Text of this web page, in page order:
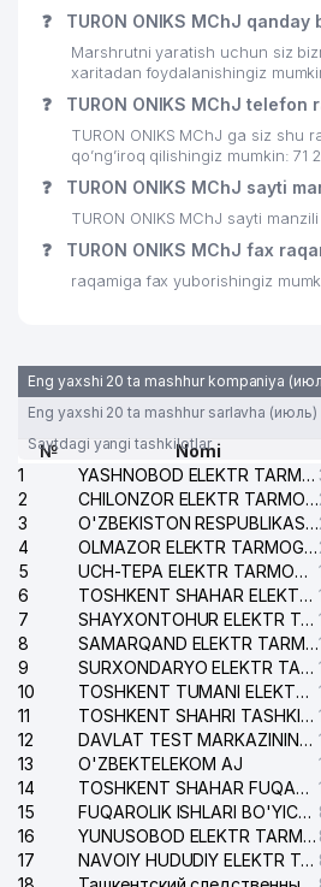
DREAM DIZAYN GROUP
27 ART VITRAJ MChJ
DAVR BANK XUSUSIY
TIJORAT BANK
29
SERGO-DENTAL PLUS
KORXONASI
30
ELChINONASI
32
GAZ PECHKA TA'MIRI
KORXONASI
33 IHTIO SERVIS-SO MChJ
IMKONIYATI CHEKLANGAN
UCHUN 25-chi SONLI
IXTISOSLASHGAN MAKTAB
O'ZBEKISTON ME'MORLAR
UYUSHMASI
ТАШКЕНТСКОЕ
ТЕРРИТОРИАЛЬНОЕ
КОММУНАЛЬНО-
ЭКСПЛУАТАЦИОННОЕ
FAYSEL KONSTRUKTION
MChJ
CABONO MChJ
❓ TURON ONIKS MChJ qanday
Marshrutni yaratish uchun siz
xaritadan foydalanishingiz
❓ TURON ONIKS MChJ telefon
TURON ONIKS MChJ ga siz shu
qo’ng’iroq qilishingiz mumkin: 71
❓ TURON ONIKS MChJ sayti
TURON ONIKS MChJ sayti
❓ TURON ONIKS MChJ fax
raqamiga fax yuborishingiz
Eng yaxshi 20 ta mashhur kompaniya
Eng yaxshi 20 ta mashhur sarlavha (июль)
Saytdagi yangi tashkilotlar
№
Nomi
1
YASHNOBOD ELEKTR TARMOG'I NOSOZLIKLARI XIZMATI
2
CHILONZOR ELEKTR TARMOG'I NOSOZLIK XIZMATI
3
O'ZBEKISTON RESPUBLIKASI BOSH PROKURATURASI ISHONCH TELEFONI
4
OLMAZOR ELEKTR TARMOG'I NOSOZLIKLARI XIZMATI
5
UCH-TEPA ELEKTR TARMOG'I NOSOZLIKLARI XIZMATI
6
TOSHKENT SHAHAR ELEKTR TARMOQLARI KORXONASI AJ
7
SHAYXONTOHUR ELEKTR TARMOG'I NOSOZLIKLARINI TUZATISH XIZMATI
8
SAMARQAND ELEKTR TARMOQLARI AJ
9
SURXONDARYO ELEKTR TARMOQLARI AJ
10
TOSHKENT TUMANI ELEKTR TARMOG'I AVARIYA XIZMATI
11
TOSHKENT SHAHRI TASHKILOT TELEFONLARI HAQIDA MA'LUMOT BYUROSI
12
DAVLAT TEST MARKAZINING ISHONCH TELEFONLARI
13
O'ZBEKTELEKOM AJ
14
TOSHKENT SHAHAR FUQAROLIK ISHLARI BO'YICHA SUDI
15
FUQAROLIK ISHLARI BO'YICHA YAKKASAROY TUMANLARARO SUDI
16
YUNUSOBOD ELEKTR TARMOG'I NOSOZLIKLARI XIZMATI
17
NAVOIY HUDUDIY ELEKTR TARMOQLARI KORXONASI AJ